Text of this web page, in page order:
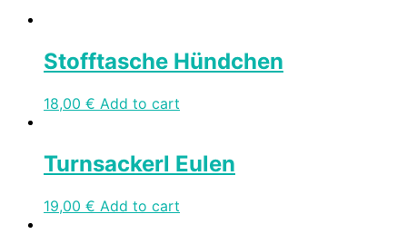
Stofftasche Hündchen
18,00 € Add to cart
Turnsackerl Eulen
19,00 € Add to cart